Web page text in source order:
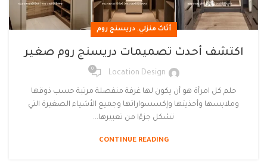
أثاث منزلي, دريسنج روم
اكتشف أحدث تصميمات دريسنج روم صغير
Location Design
0
حلم كل امرأة هو أن يكون لها غرفة منفصلة مرتبة حسب ذوقها
وملابسها وأحذيتها وإكسسواراتها وجميع الأشياء الصغيرة التي
تشكل جزءًا من تعبيرها...
CONTINUE READING